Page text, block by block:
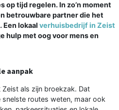
op tijd regelen. In zo’n moment
betrouwbare partner die het
Een lokaal verhuisbedrijf in Zeist
hulp met oog voor mens en
aanpak
als zijn broekzak. Dat
routes weten, maar ook